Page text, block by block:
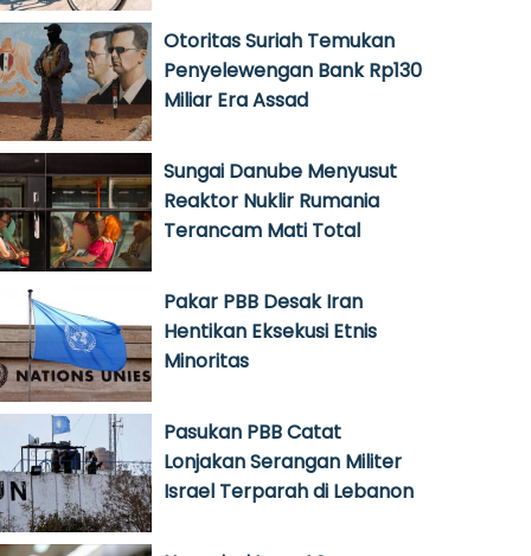
Otoritas Suriah Temukan
Penyelewengan Bank Rp130
Miliar Era Assad
Sungai Danube Menyusut
Reaktor Nuklir Rumania
Terancam Mati Total
Pakar PBB Desak Iran
Hentikan Eksekusi Etnis
Minoritas
Pasukan PBB Catat
Lonjakan Serangan Militer
Israel Terparah di Lebanon